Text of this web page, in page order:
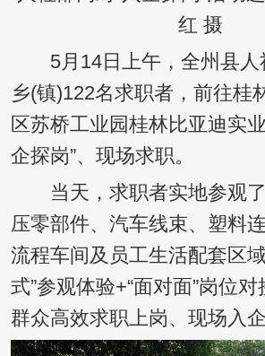
红 摄
5月14日上午，全州县人
乡(镇)122名求职者，前往桂
区苏桥工业园桂林比亚迪实
企探岗”、现场求职。
当天，求职者实地参观了
压零部件、汽车线束、塑料
流程车间及员工生活配套区
式”参观体验+“面对面”岗位
群众高效求职上岗、现场入企